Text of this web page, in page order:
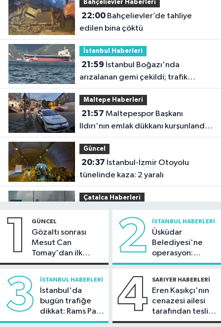
Bahçelievler Haberleri
22:00Bahçelievler’de tahliye
edilen bina çöktü
İstanbul Haberleri
21:59
arızalanan gemi çekildi; trafik
yeniden açıldı
Maltepe Haberleri
21:57
Ildırı'nın emlak dükkanı kurşunlandı:
1 yaralı
Güncel
20:37
tünelinde kaza: 2 yaralı
Çatalca Haberleri
dorsesi yandı; alevler tarım arazisine
sıçradı
güçlendirecek"
20:28
Ünal, yarı finalde
1 GÜNCEL
Gözaltı sonrası
Mesut Can
Tomay'dan ilk
açıklama
2 İSTANBUL HABERLERI
Üsküdar
Belediyesi'ne
operasyon:
Sinem Dedetaş'a
3 İSTANBUL HABERLERI
İstanbul'da
bugün trafiğe
dikkat: Rams Park
çevresinde bazı
4 SARIYER HABERLERI
Eren Kaşıkçı'nın
cenazesi ailesi
tarafından teslim
alındı